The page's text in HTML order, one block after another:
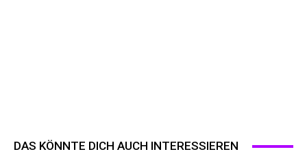
DAS KÖNNTE DICH AUCH INTERESSIEREN